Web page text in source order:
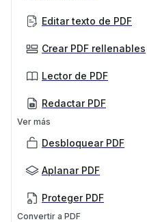
Editar texto de PDF
Crear PDF rellenables
Lector de PDF
Redactar PDF
Ver más
Desbloquear PDF
Aplanar PDF
Proteger PDF
Convertir a PDF